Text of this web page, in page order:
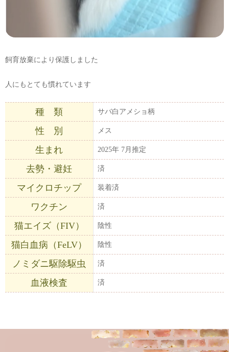
飼育放棄により保護しました
人にもとても慣れています
種 類 サバ白アメショ柄
性 別 メス
生まれ 2025年 7月推定
去勢・避妊 済
マイクロチップ 装着済
ワクチン 済
猫エイズ（FIV） 陰性
猫白血病（FeLV） 陰性
ノミダニ駆除駆虫 済
血液検査 済